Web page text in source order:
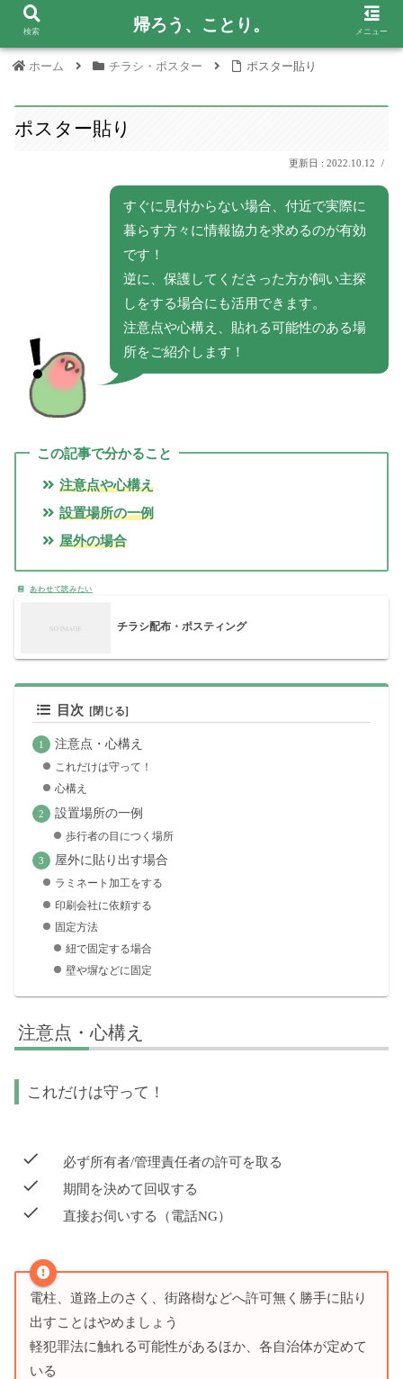
ホーム チラシ・ポスター ポスター貼り
ポスター貼り
2022.10.12
すぐに見付からない場合、付近で実際に
暮らす方々に情報協力を求めるのが有効
です！
逆に、保護してくださった方が飼い主探
しをする場合にも活用できます。
注意点や心構え、貼れる可能性のある場
所をご紹介します！
この記事で分かること
注意点や心構え
設置場所の一例
屋外の場合
チラシ配布・ポスティング
目次
注意点・心構え
これだけは守って！
心構え
設置場所の一例
歩行者の目につく場所
屋外に貼り出す場合
ラミネート加工をする
印刷会社に依頼する
固定方法
紐で固定する場合
壁や塀などに固定
注意点・心構え
これだけは守って！
必ず所有者/管理責任者の許可を取る
期間を決めて回収する
直接お伺いする（電話NG）
電柱、道路上のさく、街路樹などへ許可無く勝手に貼り
出すことはやめましょう
軽犯罪法に触れる可能性があるほか、各自治体が定めて
いる
検索 帰ろう、ことり。 メニュー